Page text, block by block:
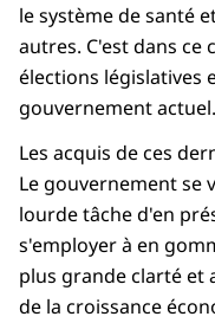
le système de santé
autres. C'est dans ce
élections législatives
gouvernement actuel.
Les acquis de ces
Le gouvernement se
lourde tâche d'en
s'employer à en
plus grande clarté et
de la croissance